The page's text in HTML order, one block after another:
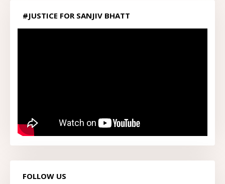
#JUSTICE FOR SANJIV BHATT
FOLLOW US